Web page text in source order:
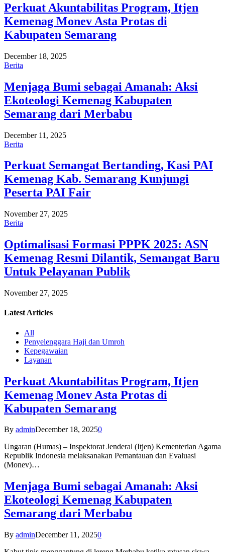
Perkuat Akuntabilitas Program, Itjen
Kemenag Monev Asta Protas di
Kabupaten Semarang
December 18, 2025
Berita
Menjaga Bumi sebagai Amanah: Aksi
Ekoteologi Kemenag Kabupaten
Semarang dari Merbabu
December 11, 2025
Berita
Perkuat Semangat Bertanding, Kasi PAI
Kemenag Kab. Semarang Kunjungi
Peserta PAI Fair
November 27, 2025
Berita
Optimalisasi Formasi PPPK 2025: ASN
Kemenag Resmi Dilantik, Semangat Baru
Untuk Pelayanan Publik
November 27, 2025
Latest Articles
All
Penyelenggara Haji dan Umroh
Kepegawaian
Layanan
Perkuat Akuntabilitas Program, Itjen
Kemenag Monev Asta Protas di
Kabupaten Semarang
By adminDecember 18, 20250
Ungaran (Humas) – Inspektorat Jenderal (Itjen) Kementerian Agama
Republik Indonesia melaksanakan Pemantauan dan Evaluasi
(Monev)…
Menjaga Bumi sebagai Amanah: Aksi
Ekoteologi Kemenag Kabupaten
Semarang dari Merbabu
By adminDecember 11, 20250